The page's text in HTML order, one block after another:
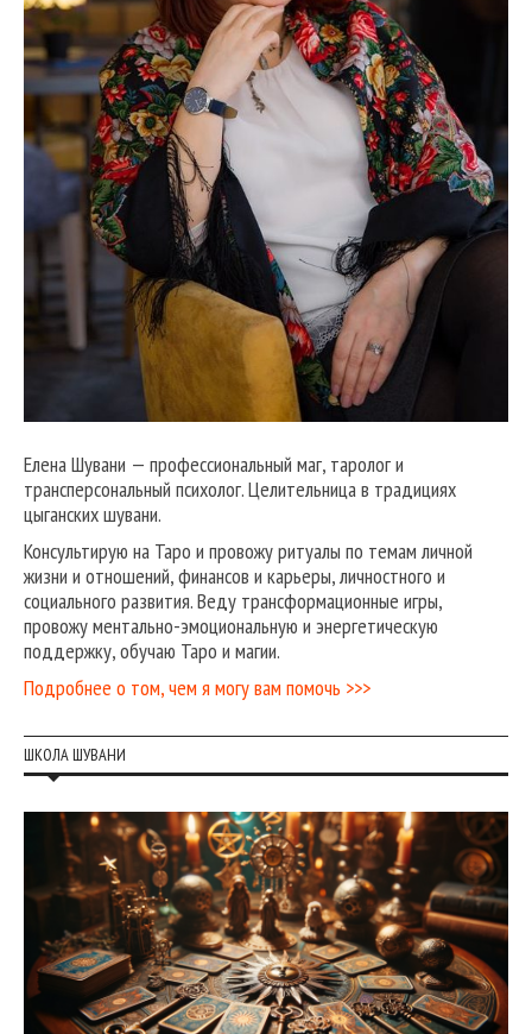
Елена Шувани — профессиональный маг, таролог и
трансперсональный психолог. Целительница в традициях
цыганских шувани.
Консультирую на Таро и провожу ритуалы по темам личной
жизни и отношений, финансов и карьеры, личностного и
социального развития. Веду трансформационные игры,
провожу ментально-эмоциональную и энергетическую
поддержку, обучаю Таро и магии.
Подробнее о том, чем я могу вам помочь >>>
ШКОЛА ШУВАНИ